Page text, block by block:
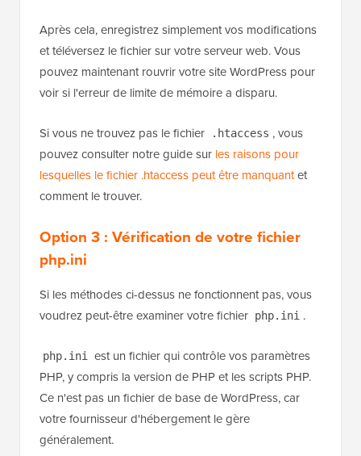
Après cela, enregistrez simplement vos modifications
et téléversez le fichier sur votre serveur web. Vous
pouvez maintenant rouvrir votre site WordPress pour
voir si l'erreur de limite de mémoire a disparu.
Si vous ne trouvez pas le fichier .htaccess , vous
pouvez consulter notre guide sur les raisons pour
lesquelles le fichier .htaccess peut être manquantet
comment le trouver.
Option 3 : Vérification de votre fichier
php.ini
Si les méthodes ci-dessus ne fonctionnent pas, vous
voudrez peut-être examiner votre fichier php.ini .
php.ini
est un fichier qui contrôle vos paramètres
PHP, y compris la version de PHP et les scripts PHP.
Ce n'est pas un fichier de base de WordPress, car
votre fournisseur d'hébergement le gère
généralement.